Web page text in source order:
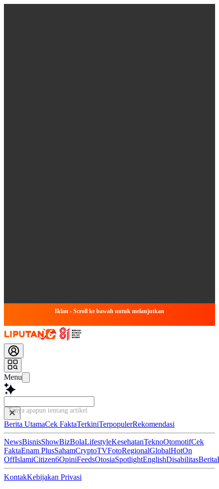
Iklan - Scroll ke bawah untuk melanjutkan
Menu
Tanya apapun tentang artikel ini...
Berita UtamaCek FaktaTerkiniTerpopulerRekomendasi
NewsBisnisShowBizBolaLifestyleKesehatanTeknoOtomotifCek
FaktaEnam PlusSahamCryptoTVFotoRegionalGlobalHotOn
OffIslamiCitizen6OpiniFeedsOtosiaSpotlightEnglishDisabilitasBerita
KontakKebijakan Privasi